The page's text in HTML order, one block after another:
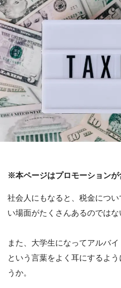
※本ページはプロモーションが
社会人にもなると、税金につ
い場面がたくさんあるのではな
また、大学生になってアルバ
という言葉をよく耳にするよ
うか。